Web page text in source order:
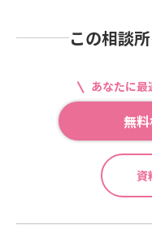
この相談
あなたに
無
資